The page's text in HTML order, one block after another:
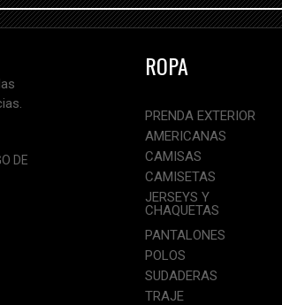
DE
ROPA
PRENDA EXTERIOR
AMERICANAS
CAMISAS
CAMISETAS
JERSEYS Y
CHAQUETAS
PANTALONES
POLOS
SUDADERAS
TRAJE